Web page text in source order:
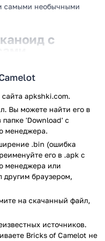
самыми необычными
с
Camelot, вам предстоит
замка и
уровнях, вы будете
как и в
игре, вам будут
возможности. Так,
при помощи шарика,
и усиления: топоры,
и используйте
своих возможностей и
игры:
apkshki.com.
Вы можете найти его в
'Download' с
менеджера.
.bin (ошибка
его в .apk с
менеджера или
другим браузером,
на скачанный файл,
источников.
Bricks of Camelot не